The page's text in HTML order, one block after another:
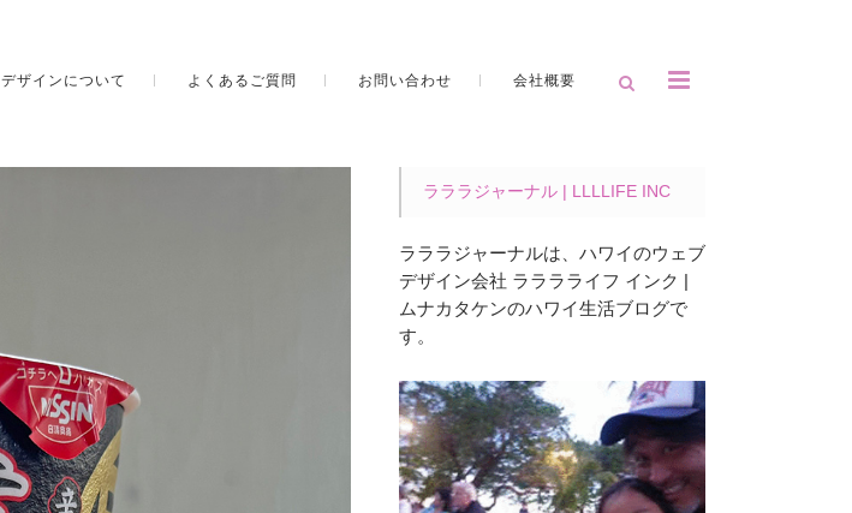
デザインについて よくあるご質問 お問い合わせ 会社概要
ラララジャーナル | LLLLIFE INC
ラララジャーナルは、ハワイのウェブ
デザイン会社 ラララライフ インク |
ムナカタケンのハワイ生活ブログで
す。